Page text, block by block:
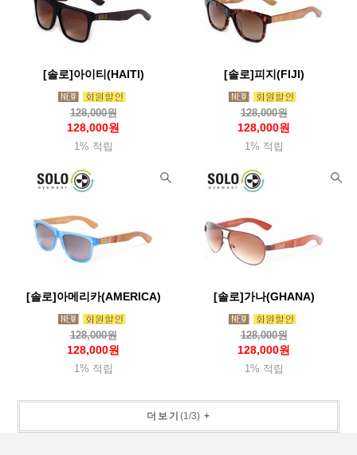
[솔로]아이티(HAITI)
128,000원
128,000원
1% 적립
[솔로]피지(FIJI)
128,000원
128,000원
1% 적립
[솔로]아메리카(AMERICA)
128,000원
128,000원
1% 적립
[솔로]가나(GHANA)
128,000원
128,000원
1% 적립
더보기 (1/3)+